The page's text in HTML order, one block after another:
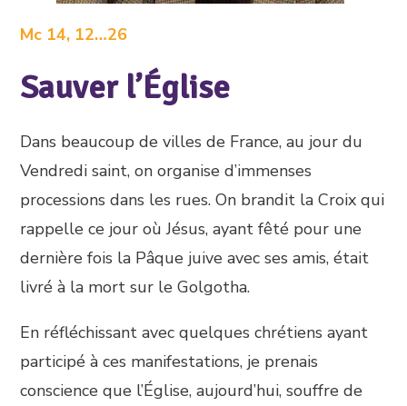
Mc 14, 12…26
Sauver l’Église
Dans beaucoup de villes de France, au jour du
Vendredi saint, on organise d’immenses
processions dans les rues. On brandit la Croix qui
rappelle ce jour où Jésus, ayant fêté pour une
dernière fois la Pâque juive avec ses amis, était
livré à la mort sur le Golgotha.
En réfléchissant avec quelques chrétiens ayant
participé à ces manifestations, je prenais
conscience que l’Église, aujourd’hui, souffre de